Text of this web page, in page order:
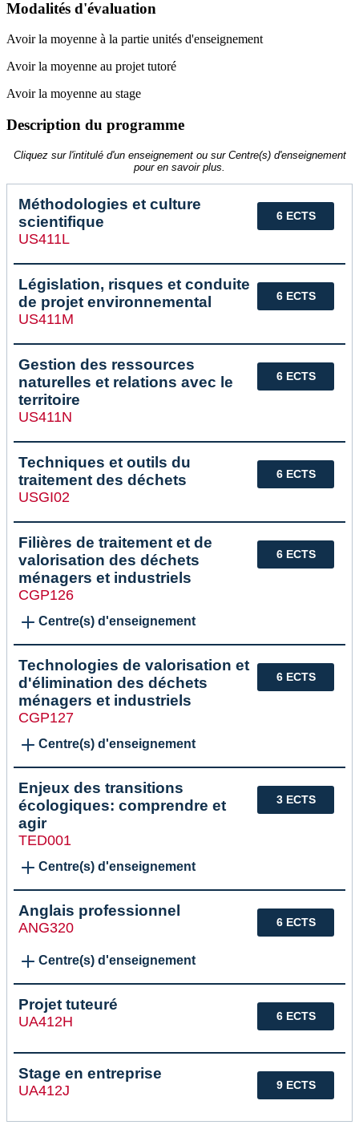
Modalités d'évaluation
Avoir la moyenne à la partie unités d'enseignement
Avoir la moyenne au projet tutoré
Avoir la moyenne au stage
Description du programme
Cliquez sur l'intitulé d'un enseignement ou sur Centre(s) d'enseignement
pour en savoir plus.
6 ECTS
Méthodologies et culture
scientifique
US411L
6 ECTS
Législation, risques et conduite
de projet environnemental
US411M
6 ECTS
Gestion des ressources
naturelles et relations avec le
territoire
US411N
6 ECTS
Techniques et outils du
traitement des déchets
USGI02
6 ECTS
Filières de traitement et de
valorisation des déchets
ménagers et industriels
CGP126
Centre(s) d'enseignement
6 ECTS
Technologies de valorisation et
d'élimination des déchets
ménagers et industriels
CGP127
Centre(s) d'enseignement
3 ECTS
Enjeux des transitions
écologiques: comprendre et
agir
TED001
Centre(s) d'enseignement
6 ECTS
Anglais professionnel
ANG320
Centre(s) d'enseignement
6 ECTS
Projet tuteuré
UA412H
9 ECTS
Stage en entreprise
UA412J